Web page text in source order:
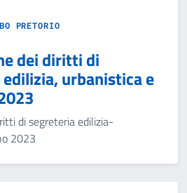
PRETORIO
dei diritti di
urbanistica e
di segreteria edilizia-
2023